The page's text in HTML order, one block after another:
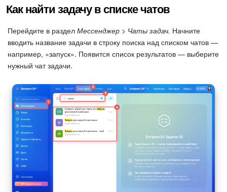
Как найти задачу в списке чатов
Перейдите в раздел Мессенджер > Чаты задач. Начните
вводить название задачи в строку поиска над списком чатов —
например, «запуск». Появится список результатов — выберите
нужный чат задачи.